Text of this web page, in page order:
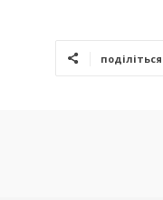
поділіться